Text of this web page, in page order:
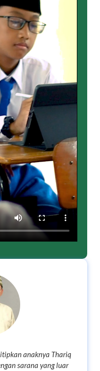
anaknya Thariq
sarana yang luar